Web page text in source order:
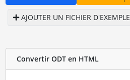
AJOUTER UN FICHIER D'EXEMPLE
Convertir ODT en HTML